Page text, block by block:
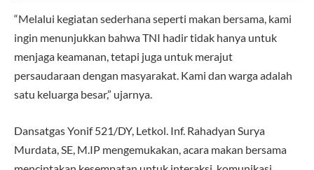
“Melalui kegiatan sederhana seperti makan bersama, kami
ingin menunjukkan bahwa TNI hadir tidak hanya untuk
menjaga keamanan, tetapi juga untuk merajut
persaudaraan dengan masyarakat. Kami dan warga adalah
satu keluarga besar,” ujarnya.
Dansatgas Yonif 521/DY, Letkol. Inf. Rahadyan Surya
Murdata, SE, M.IP mengemukakan, acara makan bersama